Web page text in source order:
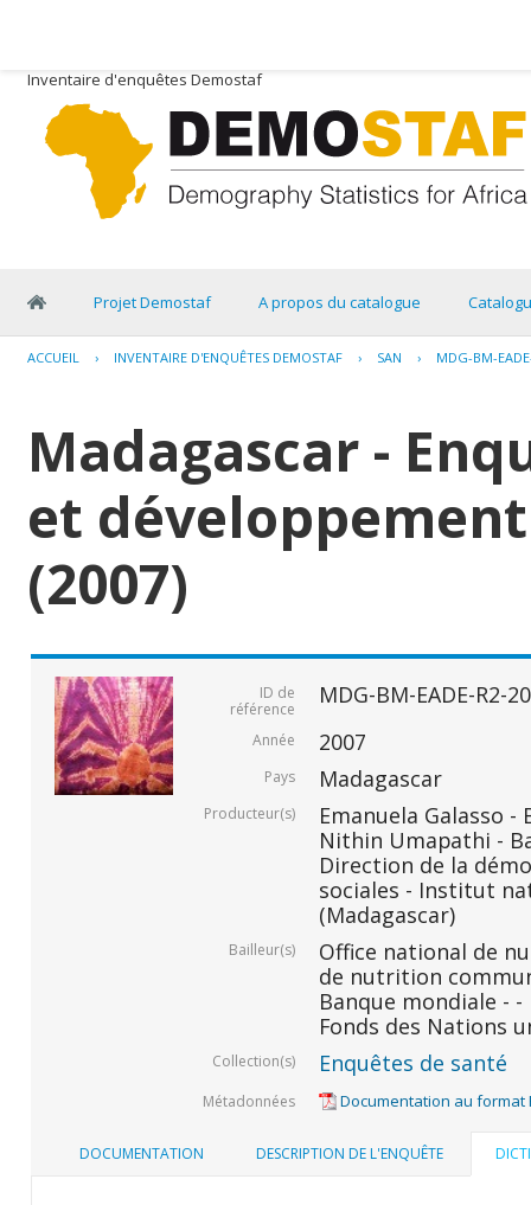
Inventaire d'enquêtes Demostaf
Projet Demostaf A propos du catalogue
ACCUEIL › INVENTAIRE D'ENQUÊTES DEMOSTAF › SAN › MDG-BM-
Madagascar -
et
(2007)
ID de
référence
MDG-BM-EADE-R2-
Année 2007
Pays Madagascar
Producteur(s)
Emanuela Galasso -
Nithin Umapathi -
Direction de la
sociales - Institut
(Madagascar)
Bailleur(s)
Office national de
de nutrition
Banque mondiale - -
Fonds des Nations
Collection(s) Enquêtes de santé
Métadonnées Documentation au format
DOCUMENTATION DESCRIPTION DE L'ENQUÊTE